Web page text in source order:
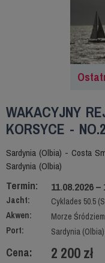
WAKACYJNY
KORSYCE - NO.2
Sardynia (Olbia) - Costa
Sardynia (Olbia)
Termin: 11.08.2026
Jacht:
Cyklades 50.5
Akwen:
Morze
Port:
Sardynia (Olbia)
Cena: 2 200 zł